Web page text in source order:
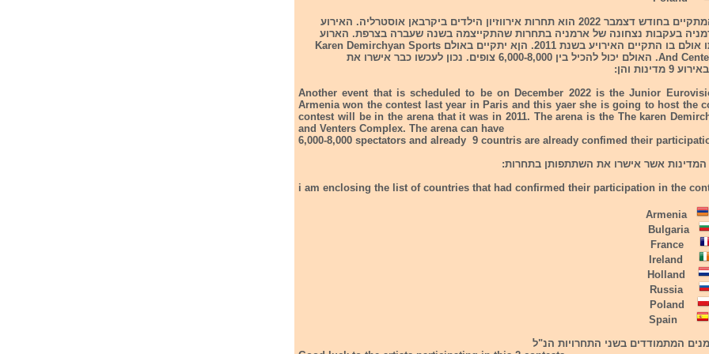
ארוע נוסף המתקיים בחודש דצמבר 2022 הוא תחרות אירווזיון הילדים ביקרבאן אוסטרליה. האירוע
בעקבות נצחונה של ארמניה בתחרות שהתקייצמה בשנה שעברה בצרפת. הארוע
יתקיים באותו אולם בו התקיים האירויע בשנת 2011. הןא יתקיים באולם Karen Demirchyan Sports
And Centers Complex. האולם יכול להכיל בין 6,000-8,000 צופים. נכון לעכשו כבר אישרו את
והן:
Another event that is scheduled to be on December 2022 is the Junior
Armenia won the contest last year in Paris and this yaer she is going to host the
contest will be in the arena that it was in 2011. The arena is the The karen
and Venters Complex. The arena can have
6,000-8,000 spectators and already 9 countris are already confimed their
המדינות אשר אישרו את השתתפותן בתחרות:
i am enclosing the list of countries that had confirmed their participation in the
Armenia
Bulgaria
Russia
המתמודדים בשני התחרויות הנ"ל